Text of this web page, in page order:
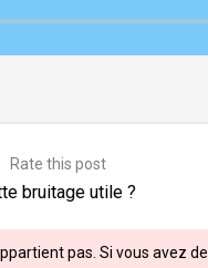
Rate this post
bruitage utile ?
pas. Si vous avez